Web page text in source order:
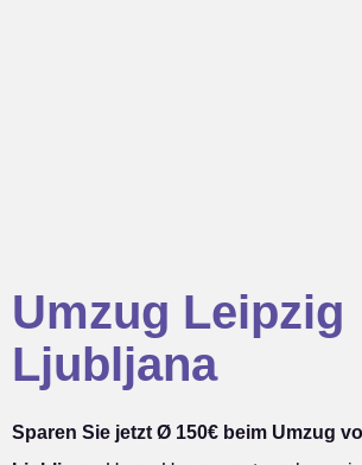
Umzug Leipzig
Ljubljana
Sparen Sie jetzt Ø 150€ beim Umzug